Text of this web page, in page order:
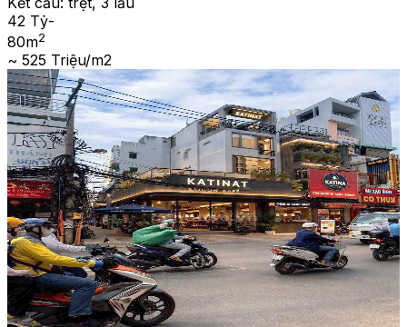
42 Tỷ-
80m2
~ 525 Triệu/m2